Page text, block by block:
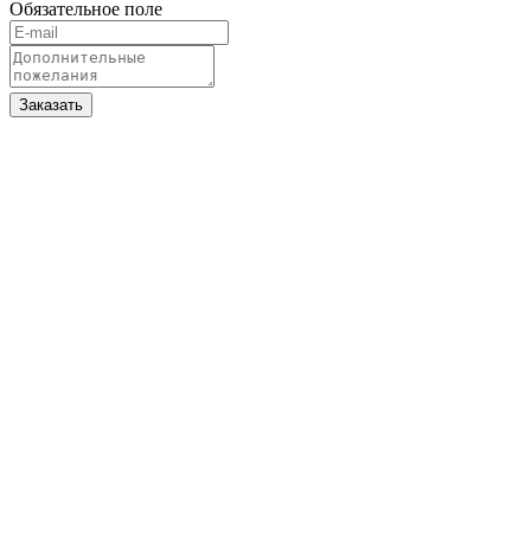
Обязательное поле